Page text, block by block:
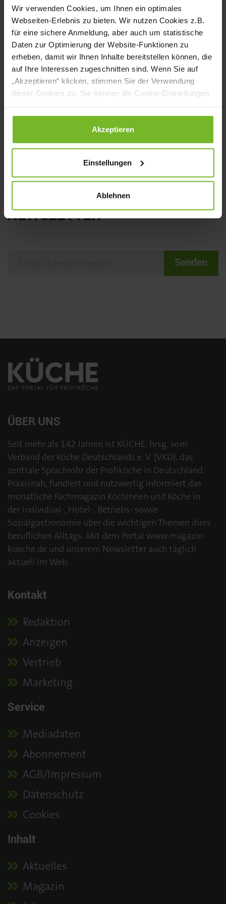
Wir verwenden Cookies, um Ihnen ein optimales
Webseiten-Erlebnis zu bieten. Wir nutzen Cookies z.B.
für eine sichere Anmeldung, aber auch um statistische
Daten zur Optimierung der Website-Funktionen zu
erheben, damit wir Ihnen Inhalte bereitstellen können, die
auf Ihre Interessen zugeschnitten sind. Wenn Sie auf
„Akzeptieren“ klicken, stimmen Sie der Verwendung
dieser Cookies zu. Sie können die Cookie-Einstellungen
Datenschutzerklärung|Impressum
Akzeptieren
Einstellungen
Ablehnen
Lösungen herauszustechen“, sagt Manuel
Siskowski, Gründer von Verrano und
Preisträger 2025.
Die Verleihung findet am 13. März 2026
auf der INTERNORGA in Hamburg statt.
Alle Infos und Teilnahmebedingungen
zukunftspreis.
NEWSLETTER
Senden
ÜBER UNS
Seit mehr als 142 Jahren ist KÜCHE, hrsg. vom
Verband der Köche Deutschlands e. V. (VKD), das
zentrale Sprachrohr der Profiköche in Deutschland.
Praxisnah, fundiert und nutzwertig informiert das
monatliche Fachmagazin Köchinnen und Köche in
der Individual-, Hotel-, Betriebs- sowie
Sozialgastronomie über die wichtigen Themen ihres
beruflichen Alltags. Mit dem Portal www.magazin-
kueche.de und unserem Newsletter auch täglich
aktuell im Web.
Kontakt
Redaktion
Anzeigen
Vertrieb
Marketing
Service
Mediadaten
Abonnement
AGB/Impressum
Datenschutz
Cookies
Inhalt
Aktuelles
Magazin